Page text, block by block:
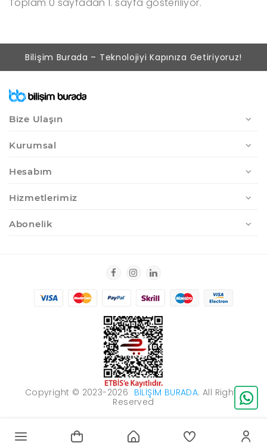
Bilişim Burada – Teknolojiyi Kapınıza Getiriyoruz!
Bize Ulaşın
Kurumsal
Hesabım
Hizmetlerimiz
Abonelik
Copyright © 2023-2026 BILIŞIM BURADA. All Rights
Reserved